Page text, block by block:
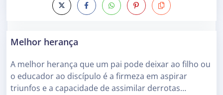
Melhor herança
A melhor herança que um pai pode deixar ao filho ou
o educador ao discípulo é a firmeza em aspirar
triunfos e a capacidade de assimilar derrotas…